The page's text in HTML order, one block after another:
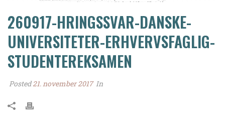
260917-HRINGSSVAR-DANSKE-
UNIVERSITETER-ERHVERVSFAGLIG-
STUDENTEREKSAMEN
Posted21. november 2017 In